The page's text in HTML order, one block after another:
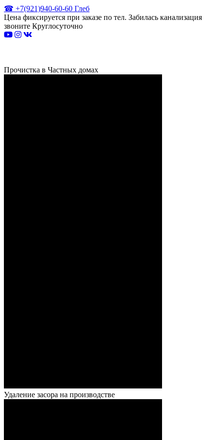
☎ +7(921)940-60-60 Глеб
Цена фиксируется при заказе по тел. Забилась канализация
звоните Круглосуточно
Прочистка в Частных домах
Удаление засора на производстве